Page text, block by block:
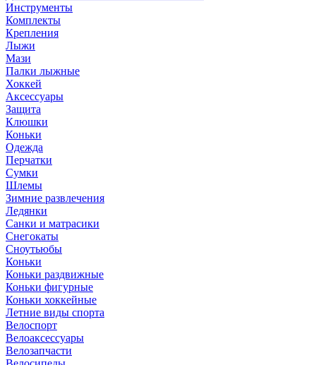
Инструменты
Комплекты
Крепления
Лыжи
Мази
Палки лыжные
Хоккей
Аксессуары
Защита
Клюшки
Коньки
Одежда
Перчатки
Сумки
Шлемы
Зимние развлечения
Ледянки
Санки и матрасики
Снегокаты
Сноутьюбы
Коньки
Коньки раздвижные
Коньки фигурные
Коньки хоккейные
Летние виды спорта
Велоспорт
Велоаксессуары
Велозапчасти